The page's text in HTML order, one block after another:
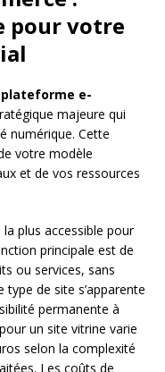
pour votre
plateforme e-
majeure qui
numérique. Cette
votre modèle
et de vos ressources
plus accessible pour
principale est de
ou services, sans
de site s’apparente
permanente à
un site vitrine varie
selon la complexité
Les coûts de